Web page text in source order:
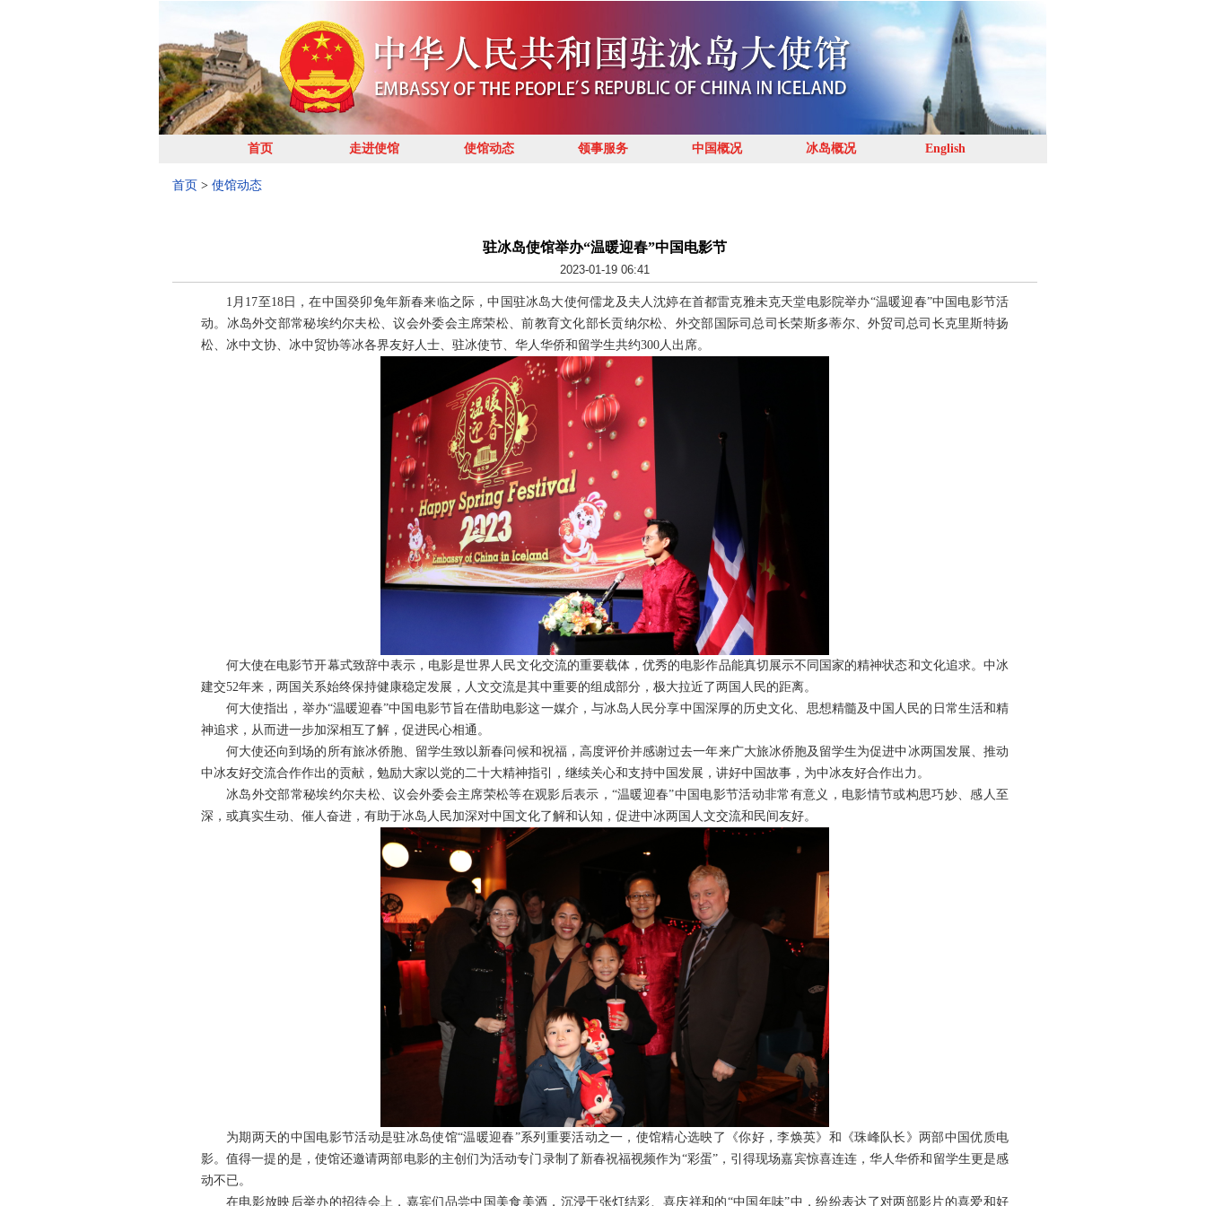
首页 走进使馆 使馆动态 领事服务 中国概况 冰岛概况 English
首页 > 使馆动态
驻冰岛使馆举办“温暖迎春”中国电影节
2023-01-19 06:41
1月17至18日，在中国癸卯兔年新春来临之际，中国驻冰岛大使何儒龙及夫人沈婷在首都雷克雅未克天堂电影院举办“温暖迎春”中国电影节活
动。冰岛外交部常秘埃约尔夫松、议会外委会主席荣松、前教育文化部长贡纳尔松、外交部国际司总司长荣斯多蒂尔、外贸司总司长克里斯特扬
松、冰中文协、冰中贸协等冰各界友好人士、驻冰使节、华人华侨和留学生共约300人出席。
何大使在电影节开幕式致辞中表示，电影是世界人民文化交流的重要载体，优秀的电影作品能真切展示不同国家的精神状态和文化追求。中冰
建交52年来，两国关系始终保持健康稳定发展，人文交流是其中重要的组成部分，极大拉近了两国人民的距离。
何大使指出，举办“温暖迎春”中国电影节旨在借助电影这一媒介，与冰岛人民分享中国深厚的历史文化、思想精髓及中国人民的日常生活和精
神追求，从而进一步加深相互了解，促进民心相通。
何大使还向到场的所有旅冰侨胞、留学生致以新春问候和祝福，高度评价并感谢过去一年来广大旅冰侨胞及留学生为促进中冰两国发展、推动
中冰友好交流合作作出的贡献，勉励大家以党的二十大精神指引，继续关心和支持中国发展，讲好中国故事，为中冰友好合作出力。
冰岛外交部常秘埃约尔夫松、议会外委会主席荣松等在观影后表示，“温暖迎春”中国电影节活动非常有意义，电影情节或构思巧妙、感人至
深，或真实生动、催人奋进，有助于冰岛人民加深对中国文化了解和认知，促进中冰两国人文交流和民间友好。
为期两天的中国电影节活动是驻冰岛使馆“温暖迎春”系列重要活动之一，使馆精心选映了《你好，李焕英》和《珠峰队长》两部中国优质电
影。值得一提的是，使馆还邀请两部电影的主创们为活动专门录制了新春祝福视频作为“彩蛋”，引得现场嘉宾惊喜连连，华人华侨和留学生更是感
动不已。
在电影放映后举办的招待会上，嘉宾们品尝中国美食美酒，沉浸于张灯结彩、喜庆祥和的“中国年味”中，纷纷表达了对两部影片的喜爱和好